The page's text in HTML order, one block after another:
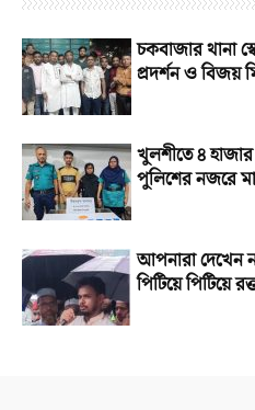
চকবাজার থানা
প্রদর্শন ও বিজয়
খুলশীতে ৪ হাজার
পুলিশের নজরে
আপনারা দেখেন
পিটিয়ে পিটিয়ে